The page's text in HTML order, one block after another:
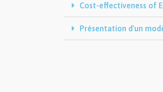
Cost-effectiveness of
Présentation d'un